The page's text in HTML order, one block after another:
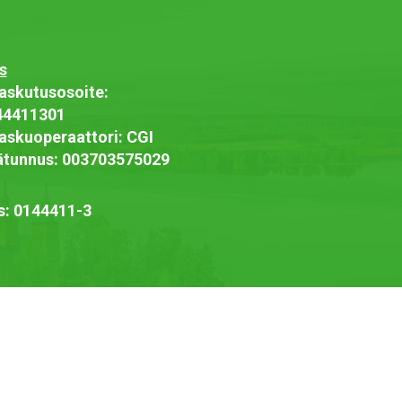
CGI
003703575029
0144411-3